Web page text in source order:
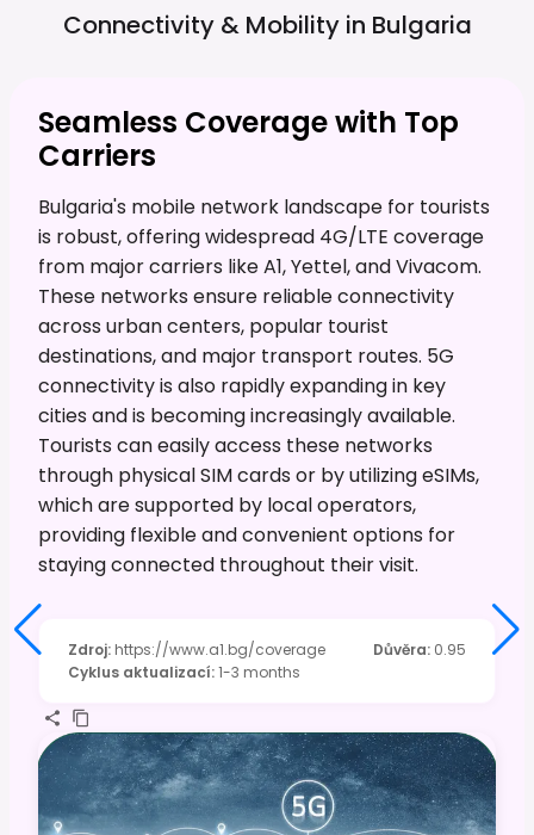
Connectivity & Mobility in Bulgaria
Seamless Coverage with Top
Carriers
Bulgaria's mobile network landscape for tourists
is robust, offering widespread 4G/LTE coverage
from major carriers like A1, Yettel, and Vivacom.
These networks ensure reliable connectivity
across urban centers, popular tourist
destinations, and major transport routes. 5G
connectivity is also rapidly expanding in key
cities and is becoming increasingly available.
Tourists can easily access these networks
through physical SIM cards or by utilizing eSIMs,
which are supported by local operators,
providing flexible and convenient options for
staying connected throughout their visit.
Zdroj: https://www.a1.bg/coverage Důvěra: 0.95
Cyklus aktualizací:1-3 months